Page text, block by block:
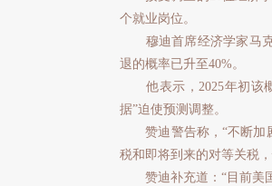
个就业岗位。
穆迪首席经济学家马克
退的概率已升至40%。
他表示，2025年初该概
据”迫使预测调整。
赞迪警告称，“不断加剧
税和即将到来的对等关税
赞迪补充道：“目前美国